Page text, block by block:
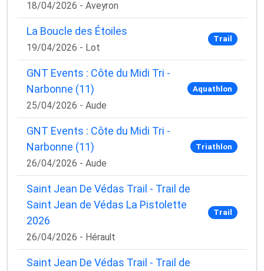
18/04/2026 - Aveyron
La Boucle des Étoiles
19/04/2026 - Lot
Trail
GNT Events : Côte du Midi Tri -
Narbonne (11)
25/04/2026 - Aude
Aquathlon
GNT Events : Côte du Midi Tri -
Narbonne (11)
26/04/2026 - Aude
Triathlon
Saint Jean De Védas Trail - Trail de
Saint Jean de Védas La Pistolette
2026
26/04/2026 - Hérault
Trail
Saint Jean De Védas Trail - Trail de